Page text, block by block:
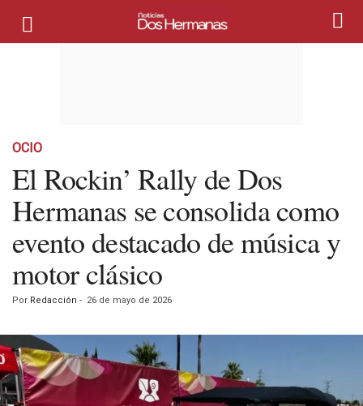
OCIO
El Rockin’ Rally de Dos
Hermanas se consolida como
evento destacado de música y
motor clásico
Por Redacción - 26 de mayo de 2026